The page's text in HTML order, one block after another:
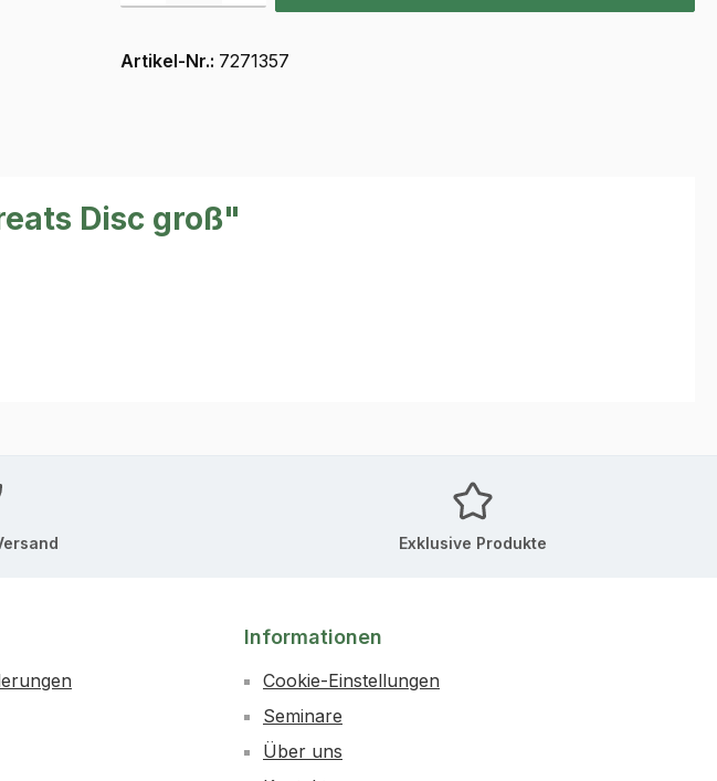
Artikel-Nr.: 7271357
Disc groß"
Exklusive Produkte
Informationen
Cookie-Einstellungen
Seminare
Über uns